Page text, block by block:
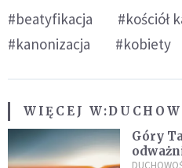
#beatyfikacja
#kościół
#kanonizacja
#kobiety
WIĘCEJ W:
Góry